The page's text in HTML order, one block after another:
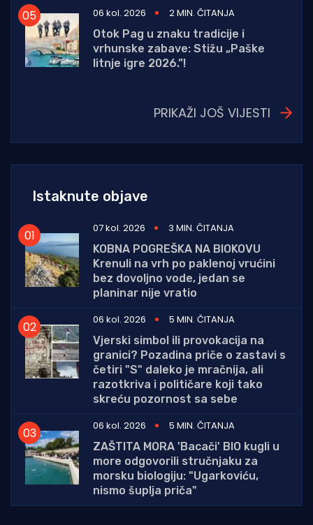
06 kol. 2026
2 MIN. ČITANJA
Otok Pag u znaku tradicije i
vrhunske zabave: Stižu „Paške
litnje igre 2026.”!
PRIKAŽI JOŠ VIJESTI
Istaknute objave
07 kol. 2026
3 MIN. ČITANJA
KOBNA POGREŠKA NA BIOKOVU
Krenuli na vrh po paklenoj vrućini
bez dovoljno vode, jedan se
planinar nije vratio
06 kol. 2026
5 MIN. ČITANJA
Vjerski simbol ili provokacija na
granici? Pozadina priče o zastavi s
četiri "S" daleko je mračnija, ali
razotkriva i političare koji tako
skreću pozornost sa sebe
06 kol. 2026
5 MIN. ČITANJA
ZAŠTITA MORA 'Bacači' BIO kugli u
more odgovorili stručnjaku za
morsku biologiju: "Ugarkoviću,
nismo šuplja priča"